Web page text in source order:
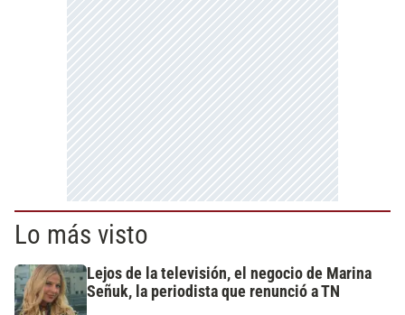
Lo más visto
Lejos de la televisión, el negocio de Marina
Señuk, la periodista que renunció a TN